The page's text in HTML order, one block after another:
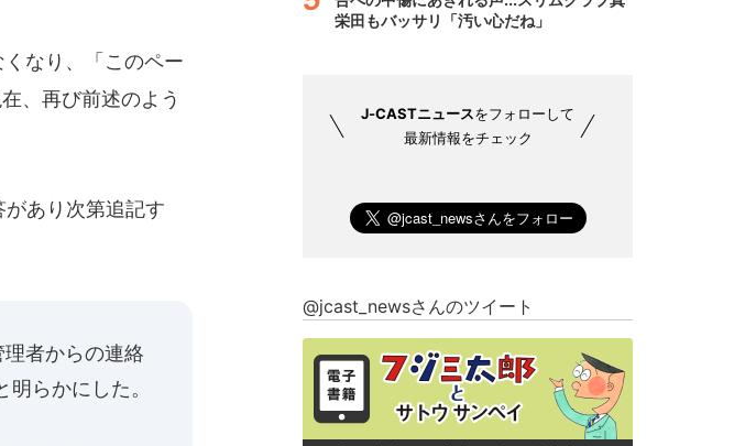
なり、「このペー
、再び前述のよう
あり次第追記す
者からの連絡
らかにした。
栄田もバッサリ「汚い心だね」
J-CASTニュースをフォローして
最新情報をチェック
@jcast_newsさんのツイート